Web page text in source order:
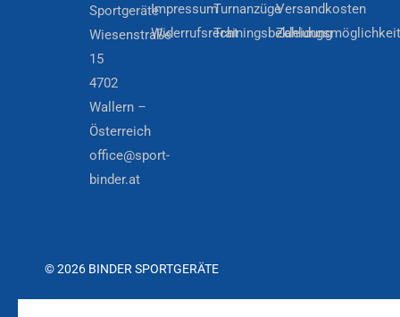
Sportgeräte
Wiesenstraße
15
4702
Wallern –
Österreich
office@sport-
binder.at
Impressum
Widerrufsrecht
Turnanzüge
Trainingsbekleidung
Versandkosten
© 2026 BINDER SPORTGERÄTE